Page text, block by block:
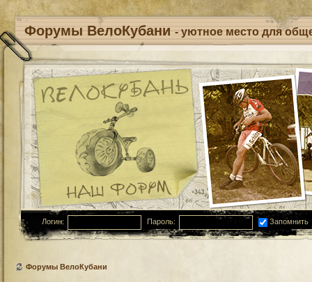
Форумы ВелоКубани - уютное место для
Логин: Пароль: Запомнить
Форумы ВелоКубани